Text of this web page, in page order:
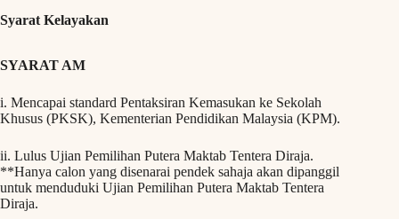
Syarat Kelayakan
SYARAT AM
i. Mencapai standard Pentaksiran Kemasukan ke Sekolah
Khusus (PKSK), Kementerian Pendidikan Malaysia (KPM).
ii. Lulus Ujian Pemilihan Putera Maktab Tentera Diraja.
**Hanya calon yang disenarai pendek sahaja akan dipanggil
untuk menduduki Ujian Pemilihan Putera Maktab Tentera
Diraja.